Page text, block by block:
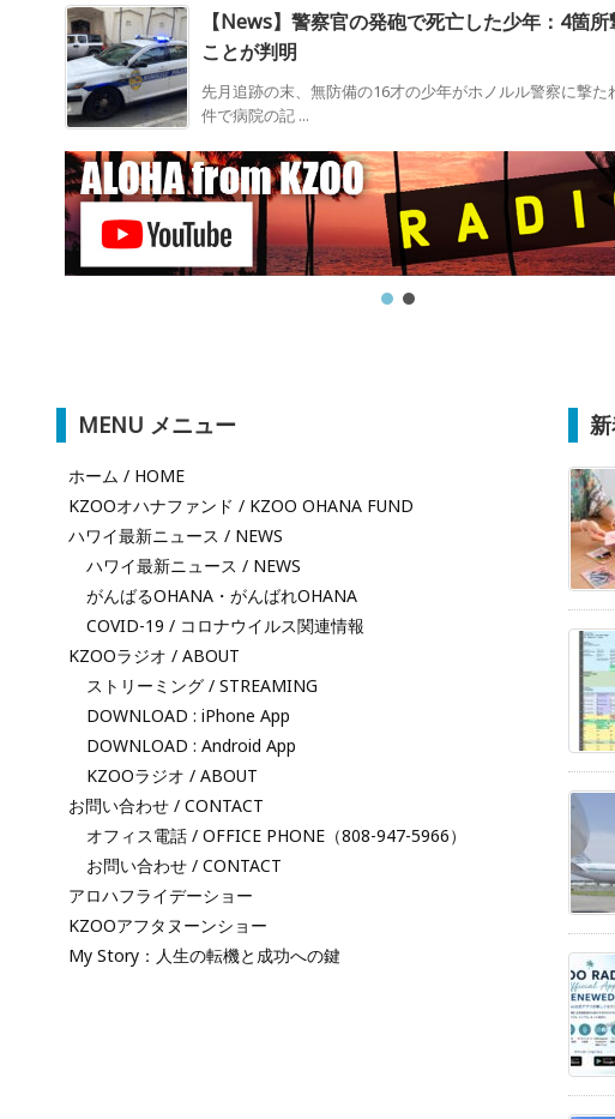
【News】警察官の発砲で死亡した少年：4箇
ことが判明
先月追跡の末、無防備の16才の少年がホノルル警察に撃た
件で病院の記 ...
MENU メニュー
ホーム / HOME
KZOOオハナファンド / KZOO OHANA FUND
ハワイ最新ニュース / NEWS
ハワイ最新ニュース / NEWS
がんばるOHANA・がんばれOHANA
COVID-19 / コロナウイルス関連情報
KZOOラジオ / ABOUT
ストリーミング / STREAMING
DOWNLOAD : iPhone App
DOWNLOAD : Android App
KZOOラジオ / ABOUT
お問い合わせ / CONTACT
オフィス電話 / OFFICE PHONE（808-947-5966）
お問い合わせ / CONTACT
アロハフライデーショー
KZOOアフタヌーンショー
My Story：人生の転機と成功への鍵